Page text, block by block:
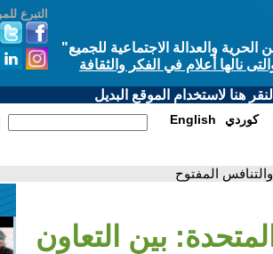
التبرع
والعدالة الاجتماعية للجميع"
نالها أعلام في الفكر والثقافة
هنا لاستخدام الموقع البديل
English كوردي
المفتوح
بين التعاون